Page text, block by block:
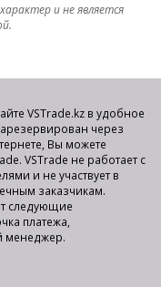
и не является
VSTrade.kz в удобное
через
Вы можете
VSTrade не работает с
и не участвует в
заказчикам.
следующие
платежа,
менеджер.